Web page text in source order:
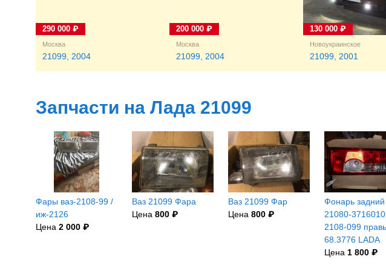
Москва
21099, 2004
290 000 ₽
Москва
21099, 2004
200 000 ₽
Новоукраинское
21099, 2001
130 000 ₽
Запчасти на Лада 21099
Фары ваз-2108-99 /
иж-2126
Цена 2 000 ₽
Ваз 21099 Фара
Цена 800 ₽
Ваз 21099 Фар
Цена 800 ₽
Фонарь задний
21080-
2108-099
68.3776 LADA
Цена 1 800 ₽